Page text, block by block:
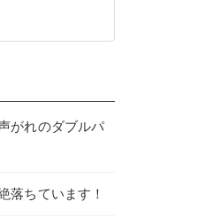
がれのダブルパ
落ちています！